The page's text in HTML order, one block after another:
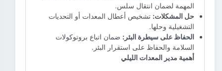
المهمة لضمان انتقال سلس.
حل المشكلات: تشخيص أعطال المعدات أو التحديات
التشغيلية وحلها.
الحفاظ على سيطرة البئر: ضمان اتباع بروتوكولات
السلامة والحفاظ على استقرار البئر.
أهمية مدير المعدات الليلي